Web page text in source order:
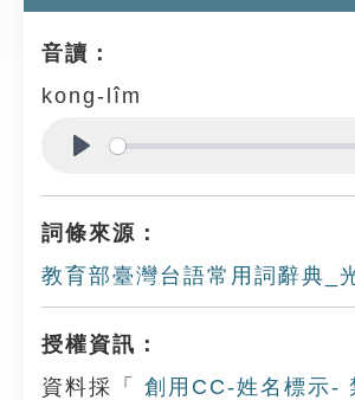
音讀：
kong-lîm
詞條來源：
教育部臺灣台語常用詞辭典_
授權資訊：
資料採「
創用CC-姓名標示-